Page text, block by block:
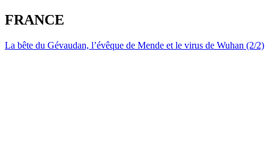
FRANCE
La bête du Gévaudan, l’évêque de Mende et le virus de Wuhan (2/2)